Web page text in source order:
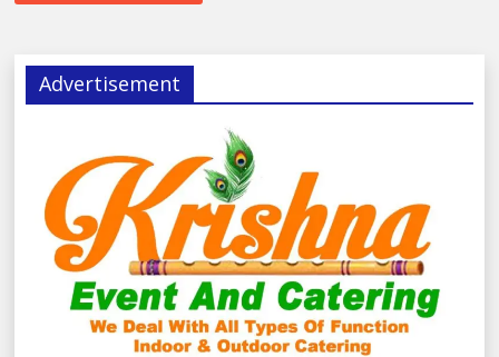
Advertisement